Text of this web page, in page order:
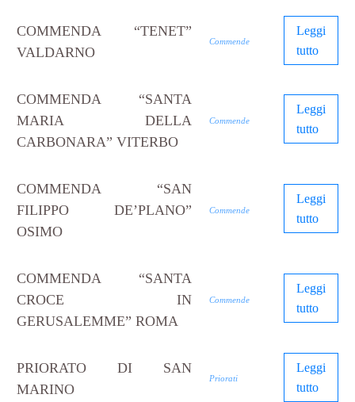
COMMENDA “TENET”
VALDARNO
Commende
Leggi
tutto
COMMENDA “SANTA
MARIA DELLA
CARBONARA” VITERBO
Commende
Leggi
tutto
COMMENDA “SAN
FILIPPO DE’PLANO”
OSIMO
Commende
Leggi
tutto
COMMENDA “SANTA
CROCE IN
GERUSALEMME” ROMA
Commende
Leggi
tutto
PRIORATO DI SAN
MARINO
Priorati
Leggi
tutto